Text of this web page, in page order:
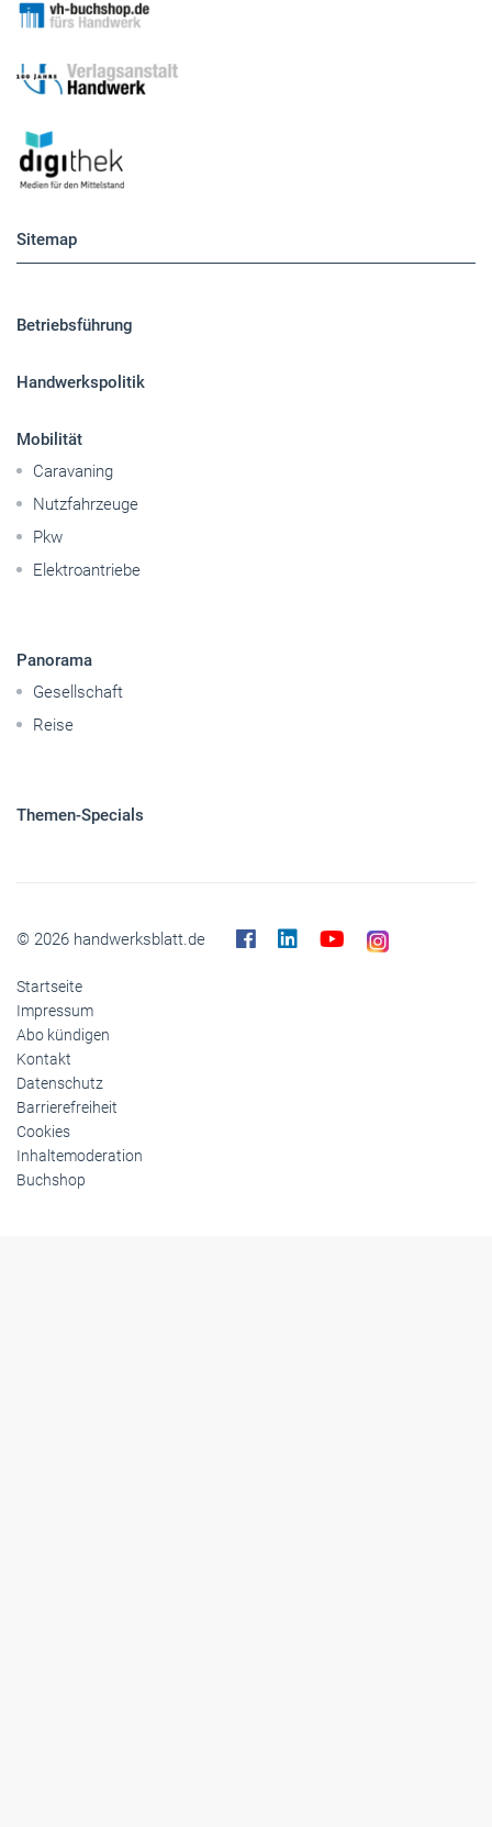
Sitemap
Betriebsführung
Handwerkspolitik
Mobilität
Caravaning
Nutzfahrzeuge
Pkw
Elektroantriebe
Panorama
Gesellschaft
Reise
Themen-Specials
© 2026 handwerksblatt.de
Startseite
Impressum
Abo kündigen
Kontakt
Datenschutz
Barrierefreiheit
Cookies
Inhaltemoderation
Buchshop